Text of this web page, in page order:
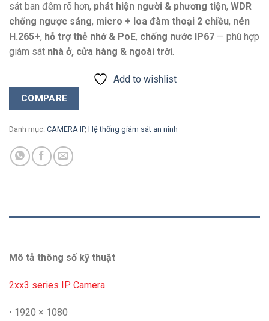
sát ban đêm rõ hơn, phát hiện người & phương tiện, WDR
chống ngược sáng, micro + loa đàm thoại 2 chiều, nén
H.265+, hỗ trợ thẻ nhớ & PoE, chống nước IP67 — phù hợp
giám sát nhà ở, cửa hàng & ngoài trời.
Add to wishlist
COMPARE
Danh mục: CAMERA IP, Hệ thống giám sát an ninh
Mô tả thông số kỹ thuật
2xx3 series IP Camera
• 1920 × 1080